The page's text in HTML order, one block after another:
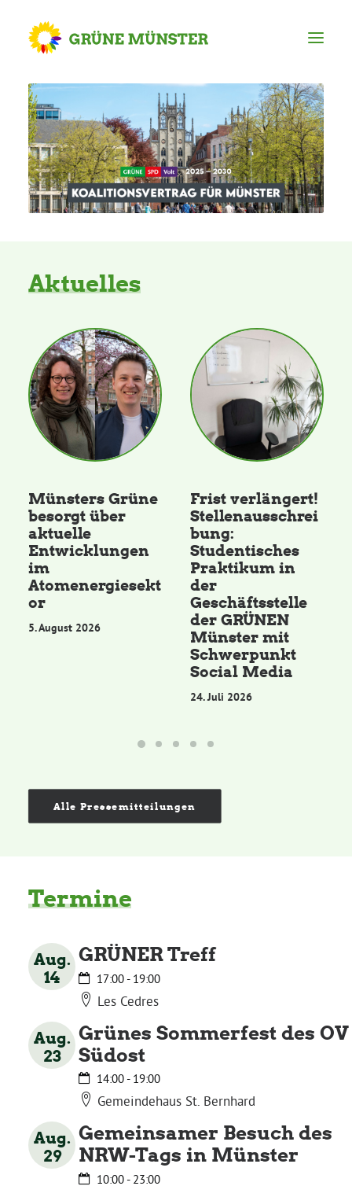
Partei
Kreisvorstand
Kreisgeschäftsstelle
Kommissionen
Satzung
Grünes Zentrum
Personen
Sylvia Rietenberg, MdB
Dorothea Deppermann, MdL
Daniel Freund, MdEP
Delegierte
Ratsfraktion
Ratsmitglieder 2025 – 2030
Ratsanträge
Fraktionsgeschäftsstelle
Bezirksvertretungen
Aktiv werden
Aktuelles
Münsters Grüne
besorgt über
aktuelle
Entwicklungen
im
Atomenergiesekt
or
5. August 2026
Frist verlängert!
Stellenausschrei
bung:
Studentisches
Praktikum in
der
Geschäftsstelle
der GRÜNEN
Münster mit
Schwerpunkt
Social Media
24. Juli 2026
Alle Pressemitteilungen
Termine
Aug.
14
17:00- 19:00
GRÜNER Treff
Les Cedres
Aug.
23
14:00- 19:00
Grünes Sommerfest des OV
Südost
Gemeindehaus St. Bernhard
Aug.
29
10:00- 23:00
Gemeinsamer Besuch des
NRW-Tags in Münster